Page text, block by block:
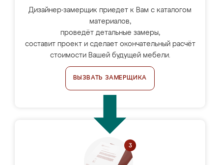
Дизайнер-замерщик приедет к Вам с каталогом
материалов,
проведёт детальные замеры,
составит проект и сделает окончательный расчёт
стоимости Вашей будущей мебели.
ВЫЗВАТЬ ЗАМЕРЩИКА